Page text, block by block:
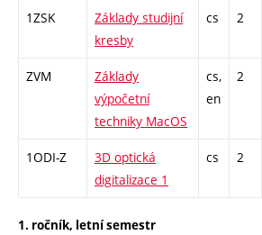
1ZSK
Základy studijní
kresby
cs 2
ZVM
Základy
výpočetní
techniky MacOS
cs,
en
2
1ODI-Z
3D optická
digitalizace 1
cs 2
1. ročník, letní semestr